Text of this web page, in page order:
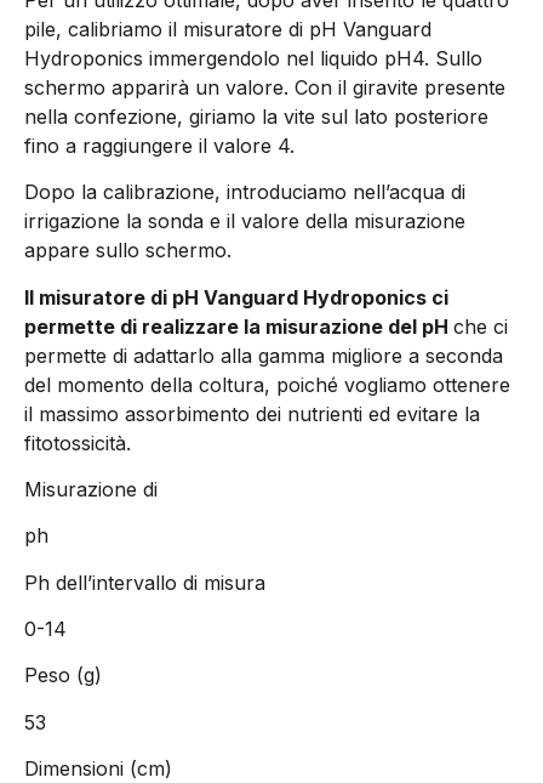
pile, calibriamo il misuratore di pH Vanguard
Hydroponics immergendolo nel liquido pH4. Sullo
schermo apparirà un valore. Con il giravite presente
nella confezione, giriamo la vite sul lato posteriore
fino a raggiungere il valore 4.
Dopo la calibrazione, introduciamo nell’acqua di
irrigazione la sonda e il valore della misurazione
appare sullo schermo.
Il misuratore di pH Vanguard Hydroponics ci
permette di realizzare la misurazione del pH che ci
permette di adattarlo alla gamma migliore a seconda
del momento della coltura, poiché vogliamo ottenere
il massimo assorbimento dei nutrienti ed evitare la
fitotossicità.
Misurazione di
ph
Ph dell’intervallo di misura
0-14
Peso (g)
53
Dimensioni (cm)